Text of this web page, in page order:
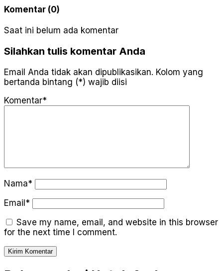
Komentar (0)
Saat ini belum ada komentar
Silahkan tulis komentar Anda
Email Anda tidak akan dipublikasikan. Kolom yang
bertanda bintang (*) wajib diisi
Komentar*
Nama*
Email*
Save my name, email, and website in this browser
for the next time I comment.